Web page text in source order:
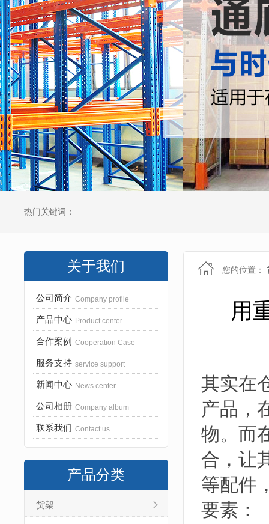
热门关键词：
关于我们
公司简介 Company profile
产品中心 Product center
合作案例 Cooperation Case
服务支持 service support
新闻中心 News center
公司相册 Company album
联系我们 Contact us
产品分类
货架
您的位置：
用
其实在
产品，
物。而
合，让
等配件
要素：